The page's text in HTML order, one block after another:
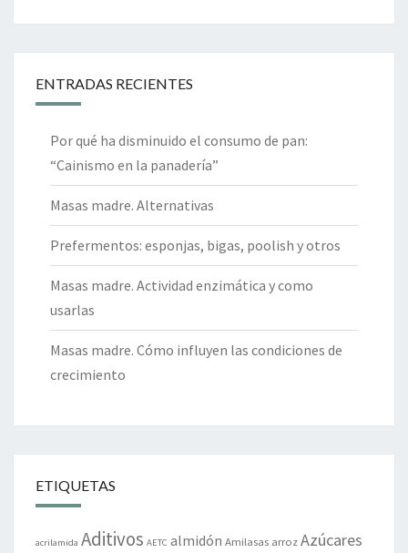
ENTRADAS RECIENTES
Por qué ha disminuido el consumo de pan:
“Cainismo en la panadería”
Masas madre. Alternativas
Prefermentos: esponjas, bigas, poolish y otros
Masas madre. Actividad enzimática y como
usarlas
Masas madre. Cómo influyen las condiciones de
crecimiento
ETIQUETAS
acrilamida Aditivos AETC almidón Amilasas arrozAzúcares